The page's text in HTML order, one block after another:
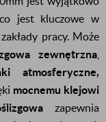
jest kluczowe w
pracy. Może
zewnętrzna
atmosferyczne,
mocnemu klejowi
zapewnia